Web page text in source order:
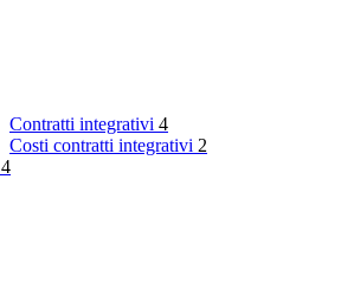
Contratti integrativi 4
Costi contratti integrativi 2
4